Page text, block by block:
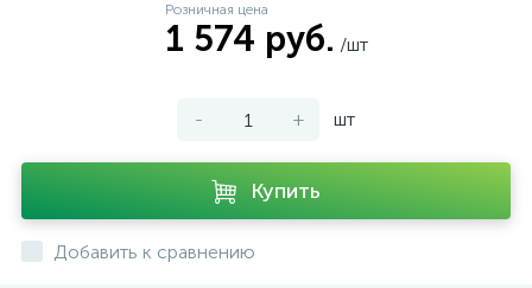
Розничная цена
1 574 руб. /шт
- + шт
Купить
Добавить к сравнению